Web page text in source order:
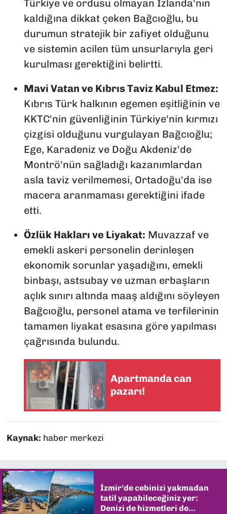
Türkiye ve ordusu olmayan İzlanda'nın
kaldığına dikkat çeken Bağcıoğlu, bu
durumun stratejik bir zafiyet olduğunu
ve sistemin acilen tüm unsurlarıyla geri
kurulması gerektiğini belirtti.
Mavi Vatan ve Kıbrıs Taviz Kabul Etmez:
Kıbrıs Türk halkının egemen eşitliğinin ve
KKTC'nin güvenliğinin Türkiye'nin kırmızı
çizgisi olduğunu vurgulayan Bağcıoğlu;
Ege, Karadeniz ve Doğu Akdeniz'de
Montrö'nün sağladığı kazanımlardan
asla taviz verilmemesi, Ortadoğu'da ise
macera aranmaması gerektiğini ifade
etti.
Özlük Hakları ve Liyakat: Muvazzaf ve
emekli askeri personelin derinleşen
ekonomik sorunlar yaşadığını, emekli
binbaşı, astsubay ve uzman erbaşların
açlık sınırı altında maaş aldığını söyleyen
Bağcıoğlu, personel atama ve terfilerinin
tamamen liyakat esasına göre yapılması
çağrısında bulundu.
Apartmanda can
pazarı!
Kaynak: haber merkezi
İzmir’de cebinizi yakmadan
tatil yapabileceğiniz yer:
Denizi de hizmetleri de